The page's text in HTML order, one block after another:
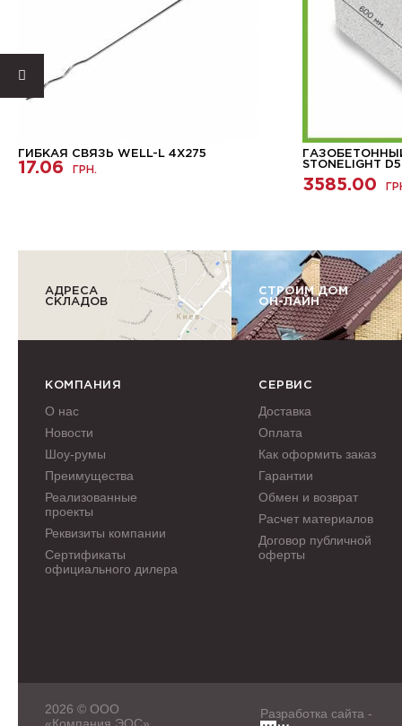
ГИБКАЯ СВЯЗЬ WELL-L 4X275
17.06 ГРН.
STONELIGHT
3585.00
АДРЕСА
СКЛАДОВ
СТРОИМ ДОМ
ОН-ЛАЙН
КОМПАНИЯ
О нас
Новости
Шоу-румы
Преимущества
Реализованные
проекты
Реквизиты компании
Сертификаты
официального дилера
СЕРВИС
Доставка
Оплата
Как оформить заказ
Гарантии
Обмен и возврат
Расчет материалов
Договор публичной
оферты
2026 © ООО
Разработка сайта -